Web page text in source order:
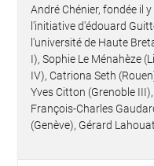
André Chénier, fondée il
l'initiative d'édouard
l'université de Haute
I), Sophie Le Ménahèze
IV), Catriona Seth
Yves Citton (Grenoble
François-Charles
(Genève), Gérard